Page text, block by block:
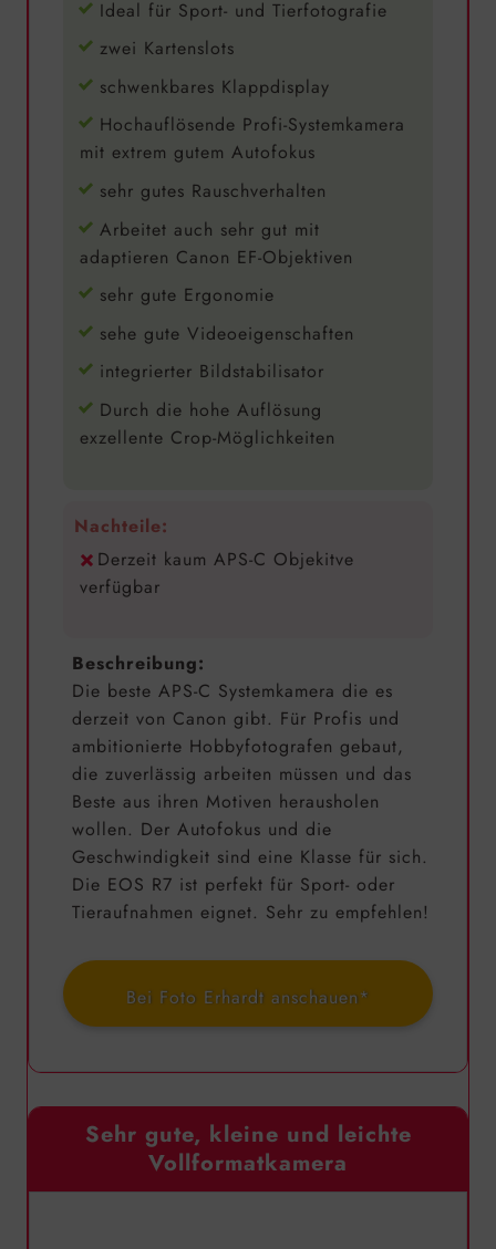
Ideal für Sport- und Tierfotografie
zwei Kartenslots
schwenkbares Klappdisplay
Hochauflösende Profi-Systemkamera
mit extrem gutem Autofokus
sehr gutes Rauschverhalten
Arbeitet auch sehr gut mit
adaptieren Canon EF-Objektiven
sehr gute Ergonomie
sehe gute Videoeigenschaften
integrierter Bildstabilisator
Durch die hohe Auflösung
exzellente Crop-Möglichkeiten
Nachteile:
Derzeit kaum APS-C Objekitve
verfügbar
Beschreibung:
Die beste APS-C Systemkamera die es
derzeit von Canon gibt. Für Profis und
ambitionierte Hobbyfotografen gebaut,
die zuverlässig arbeiten müssen und das
Beste aus ihren Motiven herausholen
wollen. Der Autofokus und die
Geschwindigkeit sind eine Klasse für sich.
Die EOS R7 ist perfekt für Sport- oder
Tieraufnahmen eignet. Sehr zu empfehlen!
Bei Foto Erhardt anschauen*
Sehr gute, kleine und leichte
Vollformatkamera